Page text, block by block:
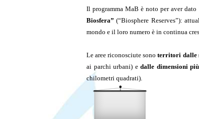
Il programma MaB è noto per aver
Biosfera” (“Biosphere Reserves”):
mondo e il loro numero è in continua
Le aree riconosciute sonoterritori dalle
ai parchi urbani) e dalle dimensioni
chilometri quadrati).